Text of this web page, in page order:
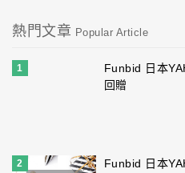
熱門文章 Popular Article
1
Funbid 日本
回贈
2
Funbid 日本